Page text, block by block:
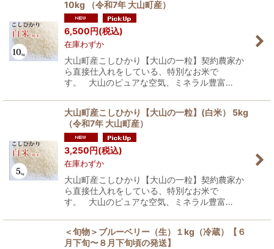
10kg （令和7年 大山町産）
6,500円(税込)
在庫わずか
大山町産こしひかり【大山の一粒】契約農家か
ら直接仕入れをしている、特別なお米で
す。 大山のピュアな空気、ミネラル豊富…
大山町産こしひかり【大山の一粒】(白米） 5kg
（令和7年 大山町産）
3,250円(税込)
在庫わずか
大山町産こしひかり【大山の一粒】契約農家か
ら直接仕入れをしている、特別なお米で
す。 大山のピュアな空気、ミネラル豊富…
＜旬物＞ブルーベリー（生）１kg（冷蔵）【６
月下旬〜８月下旬頃の発送】